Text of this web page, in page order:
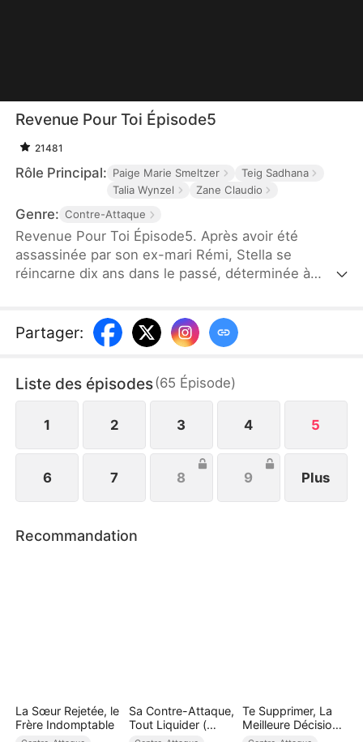
Revenue Pour Toi Épisode5
21481
Rôle Principal: Paige Marie Smeltzer
Teig Sadhana
Talia Wynzel
Zane Claudio
Genre: Contre-Attaque
Revenue Pour Toi Épisode5. Après avoir été
assassinée par son ex-mari Rémi, Stella se
réincarne dix ans dans le passé, déterminée à
Partager:
Liste des épisodes(65 Épisode)
1 2 3 4 5
6 7 8 9 Plus
Recommandation
La Sœur Rejetée, le
Frère Indomptable
Sa Contre-Attaque,
Tout Liquider (
Doublé )
Te Supprimer, La
Meilleure Décision
De Ma Vie